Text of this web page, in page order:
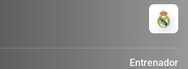
Entrenador